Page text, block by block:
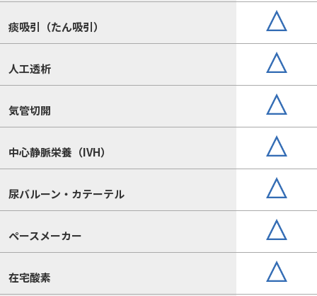
痰吸引（たん吸引）
人工透析
気管切開
中心静脈栄養（IVH）
尿バルーン・カテーテル
ペースメーカー
在宅酸素